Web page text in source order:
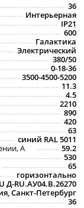
36
Интерьерная
IP21
600
Галактика
Электрический
380/50
0-18-36
3500-4500-5200
11.3
4.5
2210
890
420
63
синий RAL 5011
A
59.2
530
65
горизонтально
Д-RU.АУ04.B.26270
Санкт-Петербург
36